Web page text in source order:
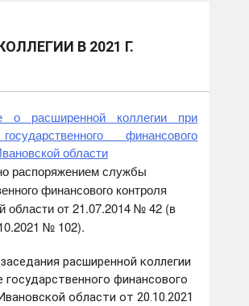
В 2021 Г.
о расширенной коллегии при
финансового
области
распоряжением службы
финансового контроля
области от 21.07.2014 № 42 (в
№ 102).
расширенной коллегии
государственного финансового
области от 20.10.2021